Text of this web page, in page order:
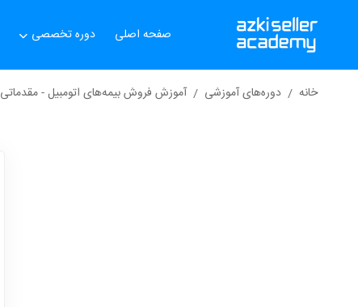
صفحه اصلی دوره تخصصی
خانه دوره‌های آموزشی آموزش فروش بیمه‌های اتومبیل - مقدماتی